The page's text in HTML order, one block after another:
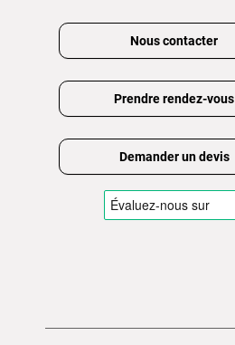
Nous contacter
Prendre rendez-vous
Demander un devis